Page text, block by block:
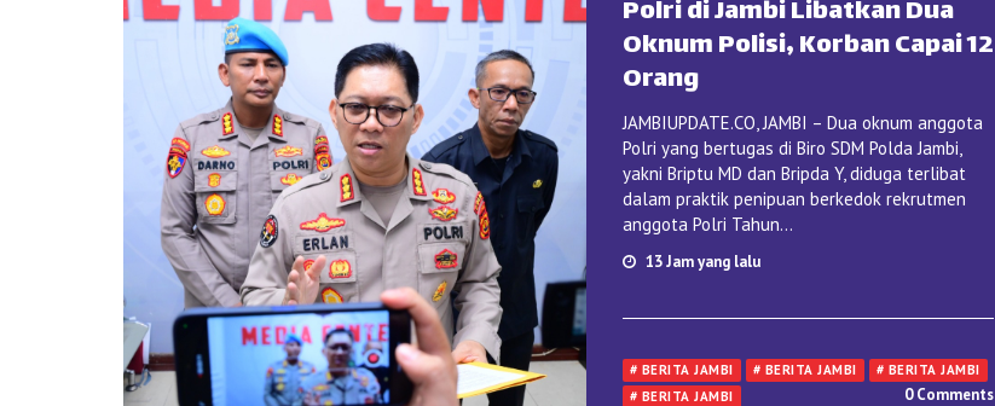
Polri di Jambi Libatkan Dua
Oknum Polisi, Korban Capai 12
Orang
JAMBIUPDATE.CO, JAMBI – Dua oknum anggota
Polri yang bertugas di Biro SDM Polda Jambi,
yakni Briptu MD dan Bripda Y, diduga terlibat
dalam praktik penipuan berkedok rekrutmen
anggota Polri Tahun...
13 Jam yang lalu
# BERITA JAMBI # BERITA JAMBI
# BERITA JAMBI
# BERITA JAMBI
0 Comments